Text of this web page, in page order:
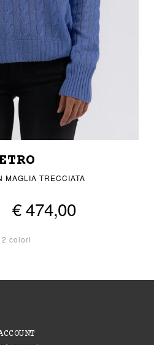
MAGLIA TRECCIATA
€ 474,00
2 colori